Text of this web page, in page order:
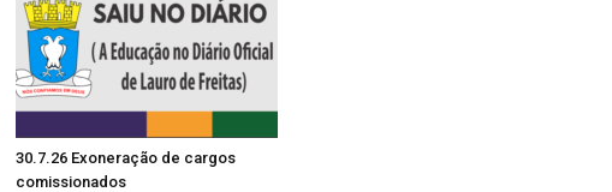
30.7.26 Exoneração de cargos
comissionados